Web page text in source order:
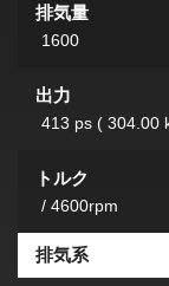
排気量
1600
出力
413 ps ( 304.00
トルク
/ 4600rpm
排気系